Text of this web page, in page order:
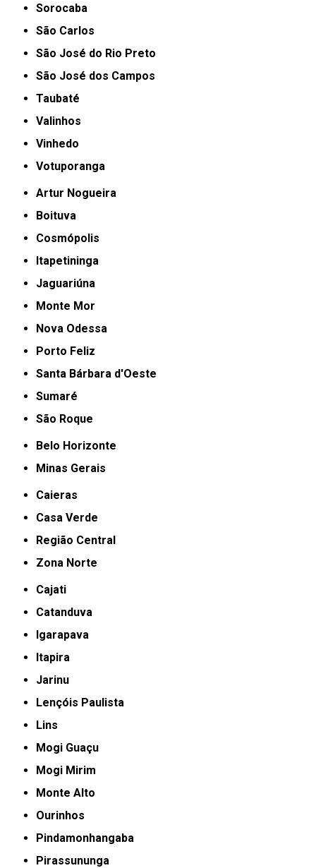
Sorocaba
São Carlos
São José do Rio Preto
São José dos Campos
Taubaté
Valinhos
Vinhedo
Votuporanga
Artur Nogueira
Boituva
Cosmópolis
Itapetininga
Jaguariúna
Monte Mor
Nova Odessa
Porto Feliz
Santa Bárbara d'Oeste
Sumaré
São Roque
Belo Horizonte
Minas Gerais
Caieras
Casa Verde
Região Central
Zona Norte
Cajati
Catanduva
Igarapava
Itapira
Jarinu
Lençóis Paulista
Lins
Mogi Guaçu
Mogi Mirim
Monte Alto
Ourinhos
Pindamonhangaba
Pirassununga